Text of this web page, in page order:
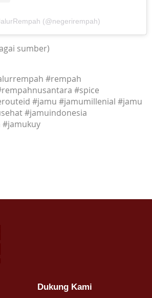
(@negerirempah)
sumber)
#rempah
#spice
#jamu #jamumillenial #jamu
#jamuindonesia
Dukung Kami